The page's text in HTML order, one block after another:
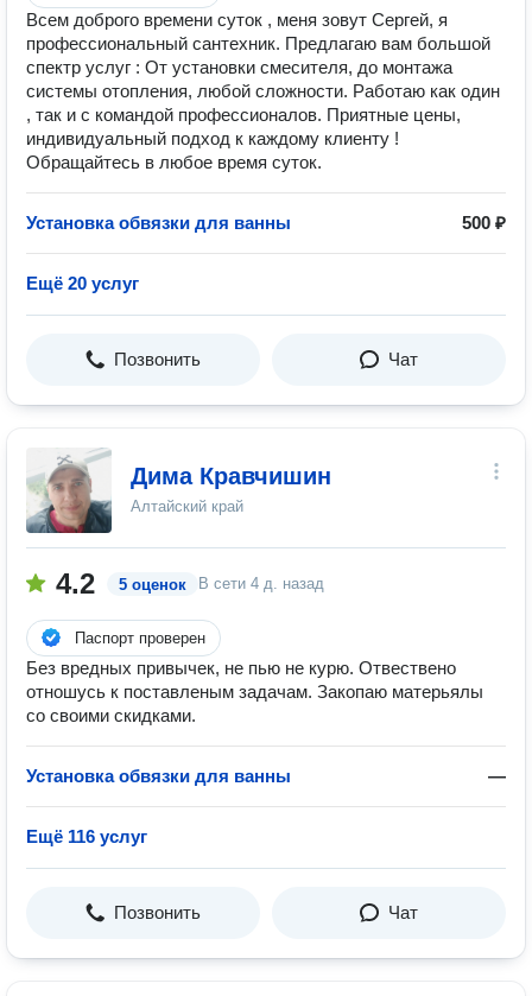
Всем доброго времени суток , меня зовут Сергей, я
профессиональный сантехник. Предлагаю вам большой
спектр услуг : От установки смесителя, до монтажа
системы отопления, любой сложности. Работаю как один
, так и с командой профессионалов. Приятные цены,
индивидуальный подход к каждому клиенту !
Обращайтесь в любое время суток.
Установка обвязки для ванны 500 ₽
Ещё 20 услуг
Позвонить Чат
Дима Кравчишин
Алтайский край
4.2 5 оценок В сети 4 д. назад
Паспорт проверен
Без вредных привычек, не пью не курю. Отвествено
отношусь к поставленым задачам. Закопаю матерьялы
со своими скидками.
Установка обвязки для ванны —
Ещё 116 услуг
Позвонить Чат